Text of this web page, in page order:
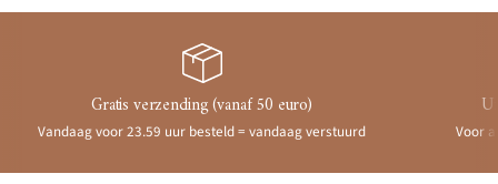
Gratis verzending (vanaf 50 euro)
Vandaag voor 23.59 uur besteld = vandaag verstuurd Voor